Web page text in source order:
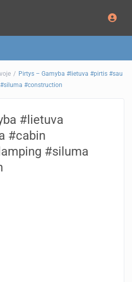
Pirtys – Gamyba #lietuva #pirtis #sau
#construction
#lietuva
#cabin
#siluma